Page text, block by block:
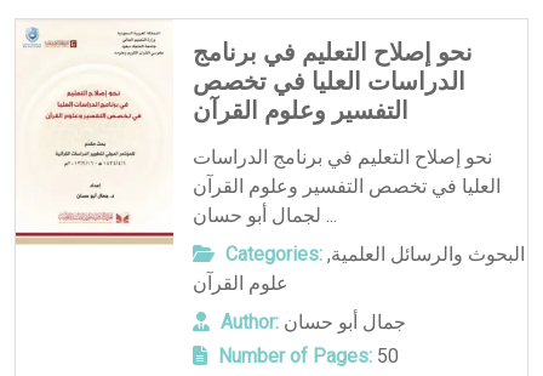
نحو إصلاح التعليم في برنامج
الدراسات العليا في تخصص
التفسير وعلوم القرآن
نحو إصلاح التعليم في برنامج الدراسات
العليا في تخصص التفسير وعلوم القرآن
لجمال أبو حسان ...
Categories: البحوث والرسائل العلمية,
علوم القرآن
Author: جمال أبو حسان
Number of Pages:50